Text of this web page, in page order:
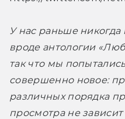
У нас раньше
вроде антологии
так что мы
совершенно новое:
различных порядка
просмотра не